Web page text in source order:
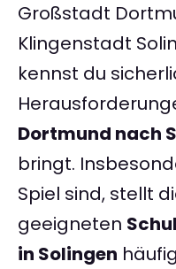
Großstadt
Klingenstadt
kennst du
Dortmund nach
bringt.
Spiel sind, stellt
geeigneten
in Solingen